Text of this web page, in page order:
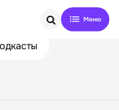
Search